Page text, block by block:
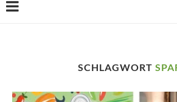
SCHLAGWORT